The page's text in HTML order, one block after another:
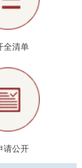
全清单
请公开